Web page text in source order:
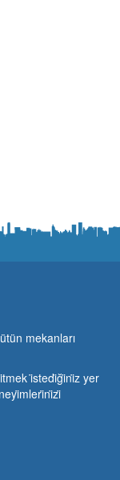
mekanları
i̇stedi̇ği̇ni̇z yer